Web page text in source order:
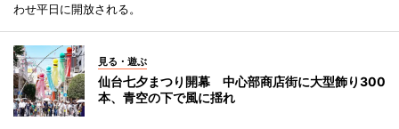
わせ平日に開放される。
見る・遊ぶ
仙台七夕まつり開幕 中心部商店街に大型飾り300
本、青空の下で風に揺れ